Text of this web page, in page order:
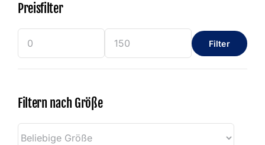
Preisfilter
Min.
Max.
Filter
Filtern nach Größe